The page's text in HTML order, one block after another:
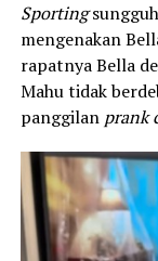
Sporting
mengenakan
rapatnya Bella
Mahu tidak
panggilan prank